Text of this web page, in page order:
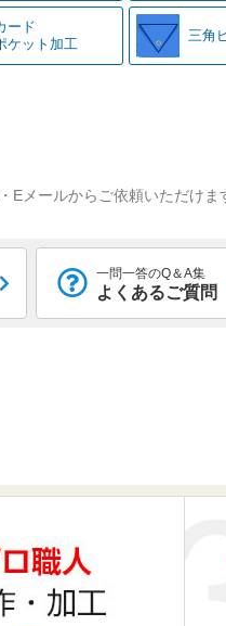
ード
ケット加工
三角
Eメールからご依頼いただけま
一問一答のQ＆A集
よくあるご質問